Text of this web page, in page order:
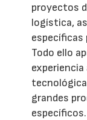
proyectos
logística,
específicas
Todo ello
grandes